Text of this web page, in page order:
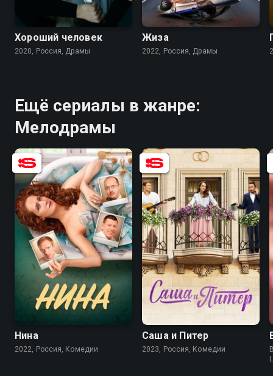
Хороший человек
2020, Россия, Драмы
7.6 6.1
Жиза
2022, Россия, Драмы
Ещё сериалы в жанре:
Мелодрамы
6.3 6.3
Нина
2022, Россия, Комедии
7.8 8.5
Саша и Питер
2023, Россия, Комедии